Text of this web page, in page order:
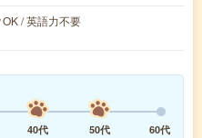
/ 英語力不要
40代 50代
60代